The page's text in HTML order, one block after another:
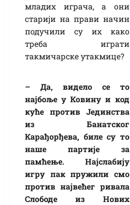
младих играча, а они
старији на прави начин
подучили су их како
треба играти
такмичарске утакмице?
– Да, видело се то
најбоље у Ковину и код
куће против Јединства
из Банатског
Карађорђева, биле су то
наше партије за
памћење. Најслабију
игру пак пружили смо
против највећег ривала
Слободе из Нових